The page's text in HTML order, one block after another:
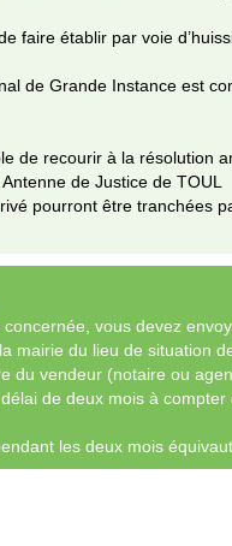
faire établir par voie
de Grande Instance est
de recourir à la résolution
de Justice de TOUL
pourront être tranchées
vous devez
mairie du lieu de situation
du vendeur (notaire ou
de deux mois à
les deux mois